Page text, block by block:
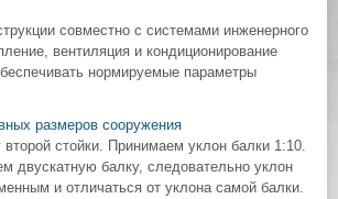
совместно с системами инженерного
вентиляция и кондиционирование
нормируемые параметры
размеров сооружения
стойки. Принимаем уклон балки 1:10.
двускатную балку, следовательно уклон
и отличаться от уклона самой балки.